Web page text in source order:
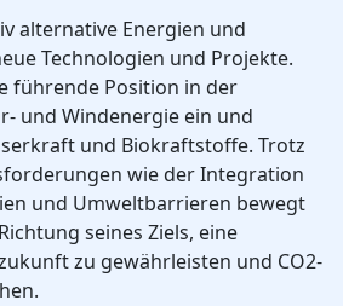
alternative Energien und
Technologien und Projekte.
führende Position in der
und Windenergie ein und
und Biokraftstoffe. Trotz
wie der Integration
und Umweltbarrieren bewegt
seines Ziels, eine
zu gewährleisten und CO2-